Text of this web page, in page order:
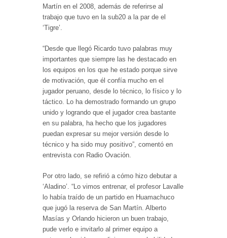
Martín en el 2008, además de referirse al
trabajo que tuvo en la sub20 a la par de el
‘Tigre’.
“Desde que llegó Ricardo tuvo palabras muy
importantes que siempre las he destacado en
los equipos en los que he estado porque sirve
de motivación, que él confía mucho en el
jugador peruano, desde lo técnico, lo físico y lo
táctico. Lo ha demostrado formando un grupo
unido y logrando que el jugador crea bastante
en su palabra, ha hecho que los jugadores
puedan expresar su mejor versión desde lo
técnico y ha sido muy positivo”, comentó en
entrevista con Radio Ovación.
Por otro lado, se refirió a cómo hizo debutar a
‘Aladino’. “Lo vimos entrenar, el profesor Lavalle
lo había traído de un partido en Huamachuco
que jugó la reserva de San Martín. Alberto
Masías y Orlando hicieron un buen trabajo,
pude verlo e invitarlo al primer equipo a